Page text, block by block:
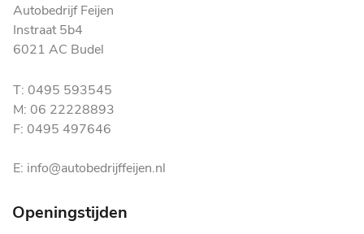
Autobedrijf Feijen
Instraat 5b4
6021 AC Budel
T: 0495 593545
M: 06 22228893
F: 0495 497646
E: info@autobedrijffeijen.nl
Openingstijden